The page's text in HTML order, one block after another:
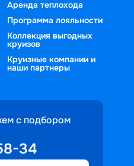
Аренда теплохода
Программа лояльности
Коллекция выгодных
круизов
Круизные компании и
наши партнеры
с подбором
34